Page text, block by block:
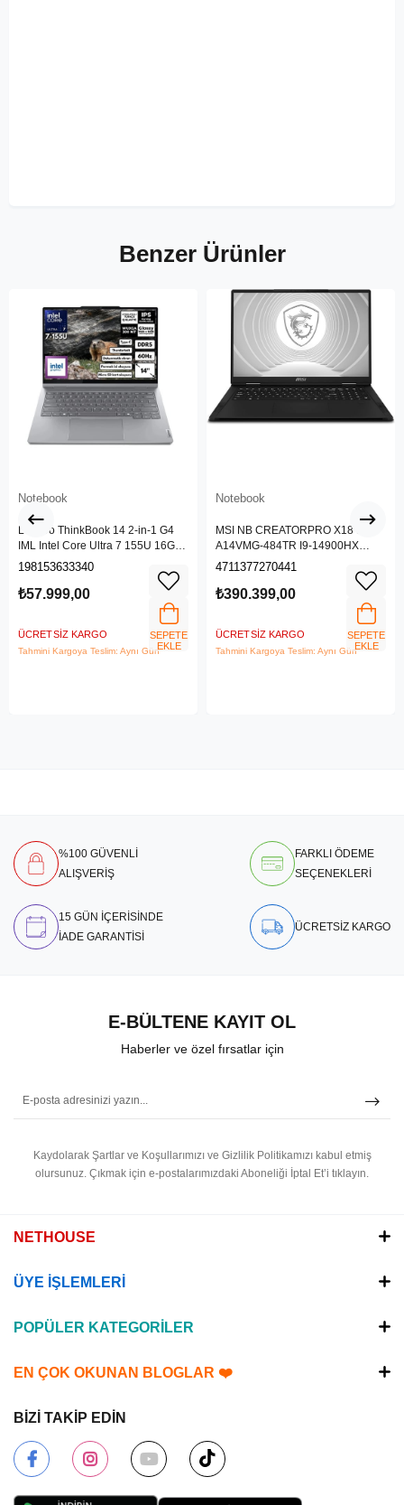
Benzer Ürünler
Notebook
Lenovo ThinkBook 14 2-in-1 G4
IML Intel Core Ultra 7 155U 16GB
512GB SSD 14" WUXGA IPS
Panel Freedos Dokunmatik Ekran
Laptop 21MX002VTR
198153633340
₺57.999,00
ÜCRETSIZ KARGO
Tahmini Kargoya Teslim: Aynı Gün
SEPETE
EKLE
Notebook
MSI NB CREATORPRO X18 HX
A14VMG-484TR I9-14900HX
128GB DDR5 RTX5000 ADA
GDDR6 16GB 4TB SSD 18.0
UHD+
4711377270441
₺390.399,00
ÜCRETSIZ KARGO
Tahmini Kargoya Teslim: Aynı Gün
SEPETE
EKLE
%100 GÜVENLİ
ALIŞVERİŞ
FARKLI ÖDEME
SEÇENEKLERİ
15 GÜN İÇERİSİNDE
İADE GARANTİSİ
ÜCRETSİZ KARGO
E-BÜLTENE KAYIT OL
Haberler ve özel fırsatlar için
Kaydolarak Şartlar ve Koşullarımızı ve Gizlilik Politikamızı kabul etmiş
olursunuz. Çıkmak için e-postalarımızdaki Aboneliği İptal Et’i tıklayın.
NETHOUSE
ÜYE İŞLEMLERİ
POPÜLER KATEGORİLER
EN ÇOK OKUNAN BLOGLAR ❤️
BİZİ TAKİP EDİN